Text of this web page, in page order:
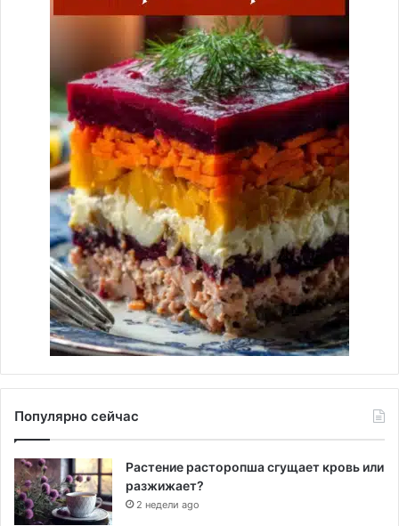
Популярно сейчас
Растение расторопша сгущает кровь или
разжижает?
2 недели ago